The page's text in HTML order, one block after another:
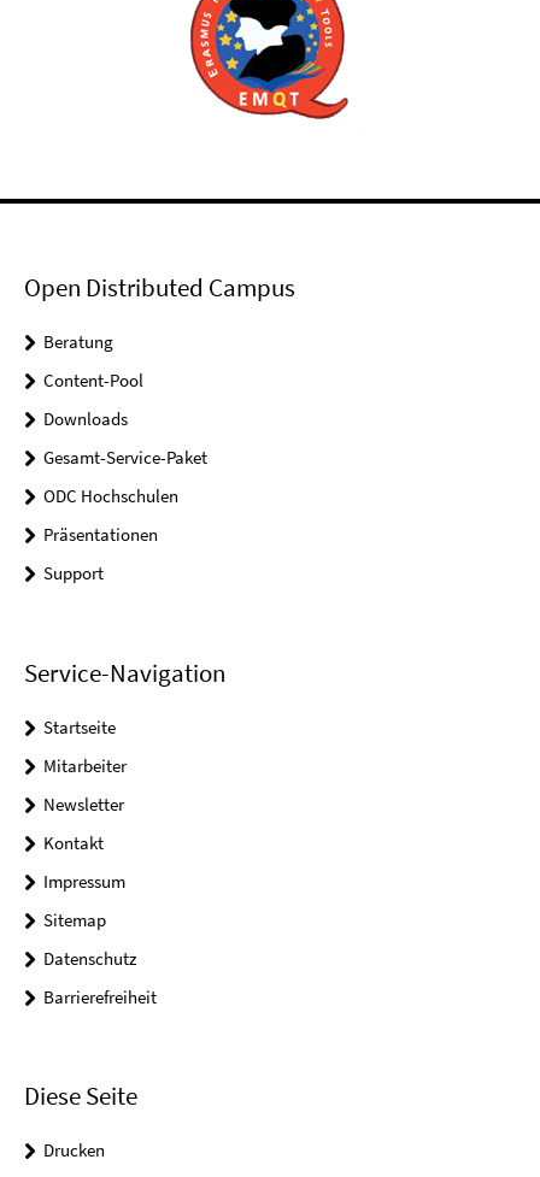
Open Distributed Campus
Beratung
Content-Pool
Downloads
Gesamt-Service-Paket
ODC Hochschulen
Präsentationen
Support
Service-Navigation
Startseite
Mitarbeiter
Newsletter
Kontakt
Impressum
Sitemap
Datenschutz
Barrierefreiheit
Diese Seite
Drucken